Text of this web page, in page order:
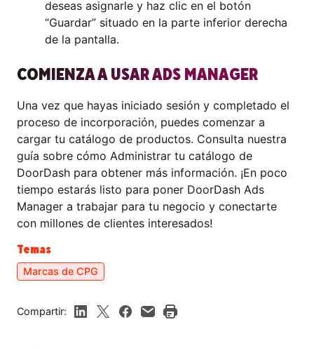
deseas asignarle y haz clic en el botón
“Guardar” situado en la parte inferior derecha
de la pantalla.
COMIENZA A USAR ADS MANAGER
Una vez que hayas iniciado sesión y completado el
proceso de incorporación, puedes comenzar a
cargar tu catálogo de productos. Consulta nuestra
guía sobre cómo Administrar tu catálogo de
DoorDash para obtener más información. ¡En poco
tiempo estarás listo para poner DoorDash Ads
Manager a trabajar para tu negocio y conectarte
con millones de clientes interesados!
Temas
Marcas de CPG
Compartir: